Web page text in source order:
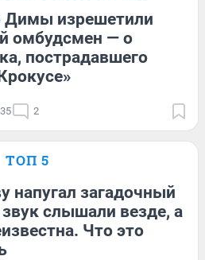
Димы изрешетили
омбудсмен — о
пострадавшего
2
ТОП 5
напугал загадочный
слышали везде, а
Что это